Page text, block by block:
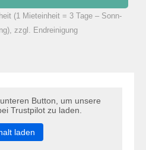
hinzugefügt.
(1 Mieteinheit = 3 Tage – Sonn-
zzgl. Endreinigung
Button, um unsere
Trustpilot zu laden.
laden